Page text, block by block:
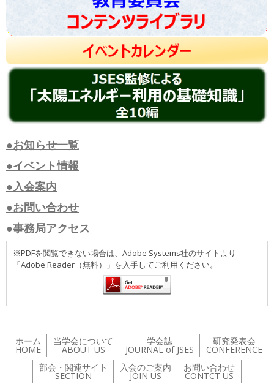
●お知らせ一覧
●イベント情報
●入会案内
●お問い合わせ
●事務局アクセス
※PDFを閲覧できない場合は、Adobe Systems社のサイトより
「Adobe Reader（無料）」を入手してご利用ください。
ホーム
HOME
当学会について
ABOUT US
学会誌
JOURNAL of JSES
研究発表会
CONFERENCE
部会・関連サイト
SECTION
入会のご案内
JOIN US
お問い合わせ
CONTCT US